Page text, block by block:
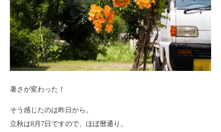
暑さが変わった！
そう感じたのは昨日から。
立秋は8月7日ですので、ほぼ暦通り。